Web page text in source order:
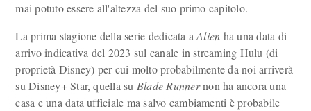
mai potuto essere all'altezza del suo primo capitolo.
La prima stagione della serie dedicata aAlien ha una data di
arrivo indicativa del 2023 sul canale in streaming Hulu (di
proprietà Disney) per cui molto probabilmente da noi arriverà
su Disney+ Star, quella su Blade Runnernon ha ancora una
casa e una data ufficiale ma salvo cambiamenti è probabile